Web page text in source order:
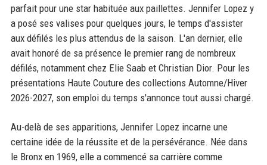
parfait pour une star habituée aux paillettes. Jennifer Lopez y
a posé ses valises pour quelques jours, le temps d'assister
aux défilés les plus attendus de la saison. L'an dernier, elle
avait honoré de sa présence le premier rang de nombreux
défilés, notamment chez Elie Saab et Christian Dior. Pour les
présentations Haute Couture des collections Automne/Hiver
2026-2027, son emploi du temps s'annonce tout aussi chargé.
Au-delà de ses apparitions, Jennifer Lopez incarne une
certaine idée de la réussite et de la persévérance. Née dans
le Bronx en 1969, elle a commencé sa carrière comme